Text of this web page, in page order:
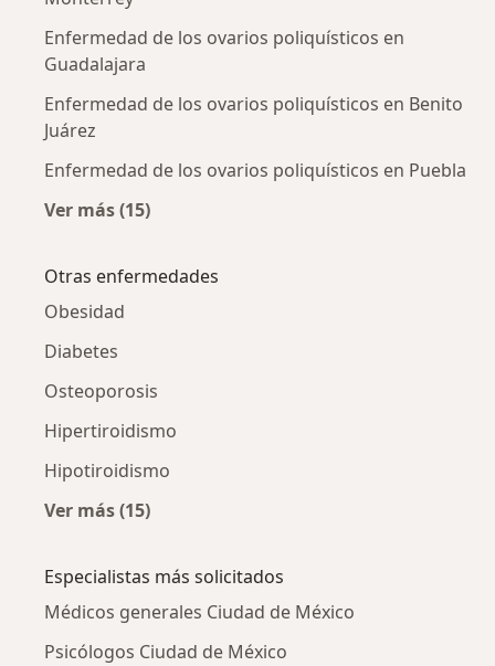
Enfermedad de los ovarios poliquísticos en
Guadalajara
Enfermedad de los ovarios poliquísticos en Benito
Juárez
Enfermedad de los ovarios poliquísticos en Puebla
Ver más (15)
Otras enfermedades
Obesidad
Diabetes
Osteoporosis
Hipertiroidismo
Hipotiroidismo
Ver más (15)
Especialistas más solicitados
Médicos generales Ciudad de México
Psicólogos Ciudad de México